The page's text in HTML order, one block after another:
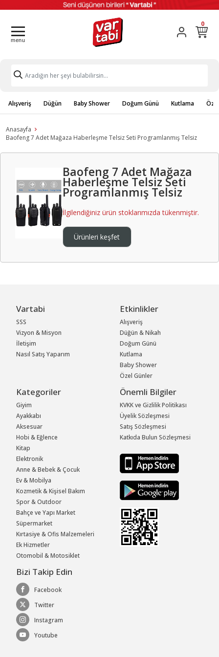
0
Alışveriş Düğün Baby Shower Doğum Günü Kutlama
Anasayfa
Baofeng 7 Adet Mağaza Haberleşme Telsiz Seti Programlanmış Telsiz
Baofeng 7 Adet Mağaza
Haberleşme Telsiz Seti
Programlanmış Telsiz
İlgilendiğiniz ürün stoklarımızda tükenmiştir.
Ürünleri keşfet
Vartabi
SSS
Vizyon & Misyon
İletişim
Nasıl Satış Yaparım
Etkinlikler
Alışveriş
Düğün & Nikah
Doğum Günü
Kutlama
Baby Shower
Özel Günler
Kategoriler
Giyim
Ayakkabı
Aksesuar
Hobi & Eğlence
Kitap
Elektronik
Anne & Bebek & Çocuk
Ev & Mobilya
Kozmetik & Kişisel Bakım
Spor & Outdoor
Bahçe ve Yapı Market
Süpermarket
Kırtasiye & Ofis Malzemeleri
Ek Hizmetler
Otomobil & Motosiklet
Önemli Bilgiler
KVKK ve Gizlilik Politikası
Üyelik Sözleşmesi
Satış Sözleşmesi
Katkıda Bulun Sözleşmesi
Bizi Takip Edin
Facebook
Twitter
Instagram
Youtube